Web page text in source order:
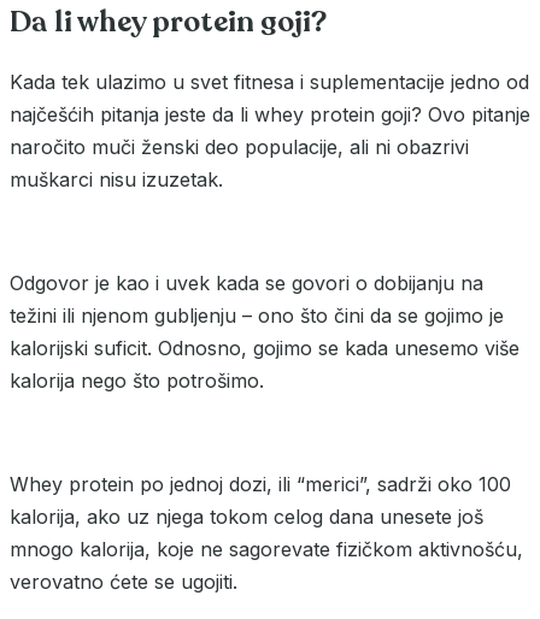
Da li whey protein goji?
Kada tek ulazimo u svet fitnesa i suplementacije jedno od
najčešćih pitanja jeste da li whey protein goji? Ovo pitanje
naročito muči ženski deo populacije, ali ni obazrivi
muškarci nisu izuzetak.
Odgovor je kao i uvek kada se govori o dobijanju na
težini ili njenom gubljenju – ono što čini da se gojimo je
kalorijski suficit. Odnosno, gojimo se kada unesemo više
kalorija nego što potrošimo.
Whey protein po jednoj dozi, ili “merici”, sadrži oko 100
kalorija, ako uz njega tokom celog dana unesete još
mnogo kalorija, koje ne sagorevate fizičkom aktivnošću,
verovatno ćete se ugojiti.